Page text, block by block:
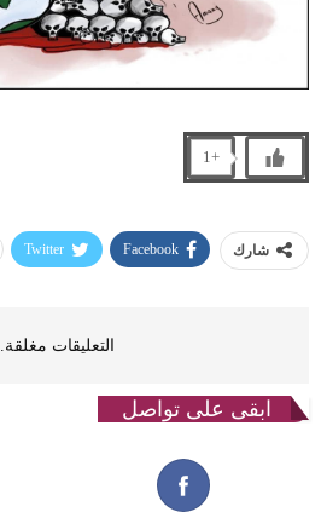
+1
شارك Facebook
Twitter
التعليقات مغلقة.
ابقى على تواصل